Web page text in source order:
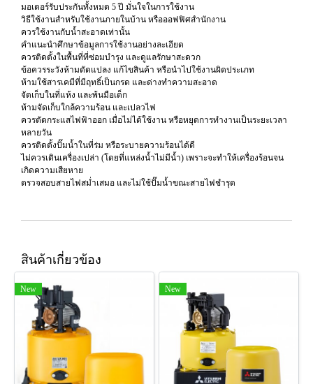
มอเตอร์รับประกันทั้งหมด 5 ปี มั่นใจในการใช้งาน
วิธีใช้งานสำหรับใช้งานภายในบ้าน หรือออฟฟิศสำนักงาน
ควรใช้งานกับน้ำสะอาดเท่านั้น
คำแนะนำศึกษาข้อมูลการใช้งานอย่างละเอียด
ควรติดตั้งในพื้นที่ที่ซ่อมบำรุง และดูแลรักษาสะดวก
ข้อควรระวังห้ามดัดแปลง แก้ไขสินค้า หรือนำไปใช้งานผิดประเภท
ห้ามใช้สารเคมีที่มีฤทธิ์เป็นกรด และด่างทำความสะอาด
จัดเก็บในที่แห้ง และพ้นมือเด็ก
ห้ามจัดเก็บใกล้ความร้อน และเปลวไฟ
ควรตัดกระแสไฟฟ้าออก เมื่อไม่ได้ใช้งาน หรือหยุดการทำงานเป็นระยะเวลา
หลายวัน
ควรติดตั้งปั๊มน้ำในที่ร่ม หรือระบายความร้อนได้ดี
ไม่ควรเดินเครื่องเปล่า (โดยที่แหล่งน้ำไม่มีน้ำ) เพราะจะทำให้เครื่องร้อนจน
เกิดความเสียหาย
ตรวจสอบสายไฟสม่ำเสมอ และไม่ใช้ปั๊มน้ำขณะสายไฟชำรุด
สินค้าเกี่ยวข้อง
New New